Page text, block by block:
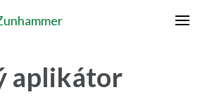
aplikátor